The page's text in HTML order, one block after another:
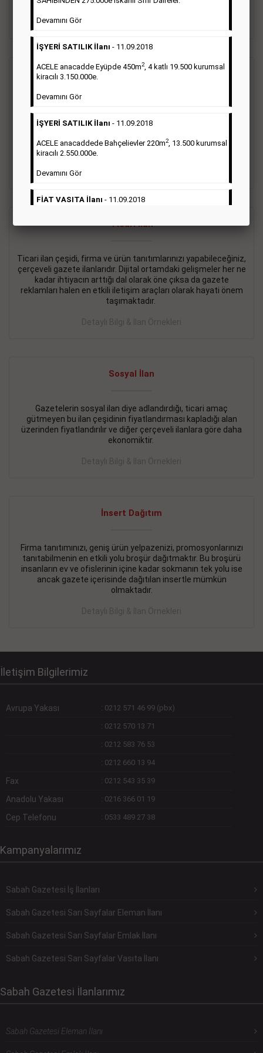
Detaylı Bilgi & İlan Örnekleri
Vasıta İlanı
Sarı sayfa ilanlar alım- satım, duyuru, mini reklam şeklinde
ifade edilebilen ilanlardır. Gazetelerin tirajını önemli ölçüde
etkilerler ve gazete gelirlerinin de önemli bir bölümünü
oluştururlar.Sabah sarı sayfa eleman ilanlarında 6 kelime
sayısı şartı aranmamaktadır.
Detaylı Bilgi & İlan Örnekleri
Ticari İlan
Ticari ilan çeşidi, firma ve ürün tanıtımlarınızı yapabileceğiniz,
çerçeveli gazete ilanlarıdır. Dijital ortamdaki gelişmeler her ne
kadar ihtiyacın arttığı dal olarak öne çıksa da gazete
reklamları halen en etkili iletişim araçları olarak hayati önem
taşımaktadır.
Detaylı Bilgi & İlan Örnekleri
Sosyal İlan
Gazetelerin sosyal ilan diye adlandırdığı, ticari amaç
gütmeyen bu ilan çeşidinin fiyatlandırması kapladığı alan
üzerinden fiyatlandırılır ve diğer çerçeveli ilanlara göre daha
ekonomiktir.
Detaylı Bilgi & İlan Örnekleri
İnsert Dağıtım
Firma tanıtımınızı, geniş ürün yelpazenizi, promosyonlarınızı
tanıtabilmenin en etkili yolu broşür dağıtmaktır. Bu broşürü
insanların ev ve ofislerinin içine kadar sokmanın tek yolu ise
ancak gazete içerisinde dağıtılan insertle mümkün
olmaktadır.
Detaylı Bilgi & İlan Örnekleri
İletişim Bilgilerimiz
Avrupa Yakası : 0212 571 46 99 (pbx)
: 0212 570 13 71
: 0212 583 76 53
: 0212 660 13 94
Fax : 0212 543 35 39
Anadolu Yakası : 0216 366 01 19
Cep Telefonu : 0533 489 27 38
Kampanyalarımız
Sabah Gazetesi İş İlanları
Sabah Gazetesi Sarı Sayfalar Eleman İlanı
Sabah Gazetesi Sarı Sayfalar Emlak İlanı
Sabah Gazetesi Sarı Sayfalar Vasıta İlanı
Sabah Gazetesi İlanlarımız
Sabah Gazetesi Eleman İlanı
Devamını Gör
İŞYERİ SATILIK İlanı - 11.09.2018
ACELE anacadde Eyüpde 450m2, 4 katlı 19.500 kurumsal
kiracılı 3.150.000e.
Devamını Gör
İŞYERİ SATILIK İlanı - 11.09.2018
ACELE anacaddede Bahçelievler 220m2, 13.500 kurumsal
kiracılı 2.550.000e.
Devamını Gör
FİAT VASITA İlanı - 11.09.2018
2.800.000e kurumsal mağaza.
BAKIRKÖY SATILIK İlanı- 11.09.2018
KARTALTEPEde kelepir 2+ 1 satılık daire
İŞYERİ KİRALIK İlanı - 11.09.2018
BEYLİKDÜZÜ Kavaklıda 4 katlı bina
DEVREMÜLK KİRALIK İlanı- 11.09.2018
SİNYE Tekstile Şoförlüğü olan 35 yaşını aşmamış, Depo
elemanı alınacaktır. Osmanbey, Şişli
Devamını Gör